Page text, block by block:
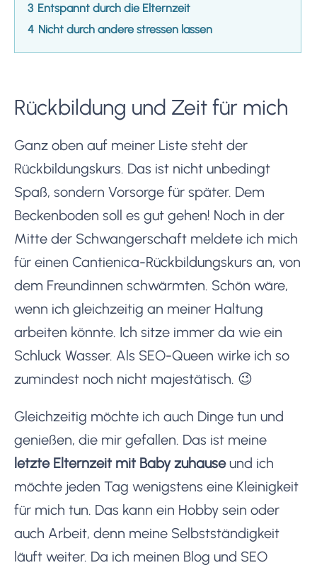
3 Entspannt durch die Elternzeit
4 Nicht durch andere stressen lassen
Rückbildung und Zeit für mich
Ganz oben auf meiner Liste steht der
Rückbildungskurs. Das ist nicht unbedingt
Spaß, sondern Vorsorge für später. Dem
Beckenboden soll es gut gehen! Noch in der
Mitte der Schwangerschaft meldete ich mich
für einen Cantienica-Rückbildungskurs an, von
dem Freundinnen schwärmten. Schön wäre,
wenn ich gleichzeitig an meiner Haltung
arbeiten könnte. Ich sitze immer da wie ein
Schluck Wasser. Als SEO-Queen wirke ich so
zumindest noch nicht majestätisch. 😉
Gleichzeitig möchte ich auch Dinge tun und
genießen, die mir gefallen. Das ist meine
letzte Elternzeit mit Baby zuhauseund ich
möchte jeden Tag wenigstens eine Kleinigkeit
für mich tun. Das kann ein Hobby sein oder
auch Arbeit, denn meine Selbstständigkeit
läuft weiter. Da ich meinen Blog und SEO